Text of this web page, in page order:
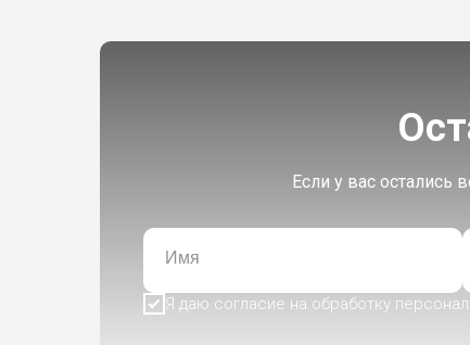
Если у вас
Имя
Я даю согласие на обработку